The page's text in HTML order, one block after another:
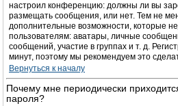
настроил конференцию: должны ли вы
размещать сообщения, или нет. Тем не
дополнительные возможности, которые
пользователям: аватары, личные
сообщений, участие в группах и т. д.
минут, поэтому мы рекомендуем это
Вернуться к началу
Почему мне периодически
пароля?